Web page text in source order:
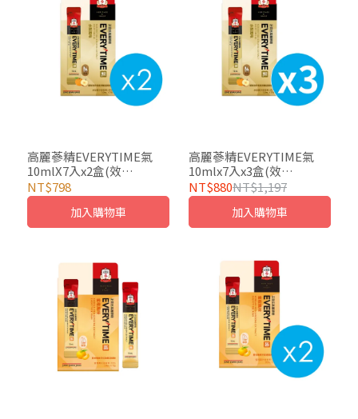
高麗蔘精EVERYTIME氣
10mlX7入x2盒(效
期:2027/02)
NT$798
加入購物車
高麗蔘精EVERYTIME氣
10mlx7入x3盒(效
期:2027/02)
NT$880NT$1,197
加入購物車